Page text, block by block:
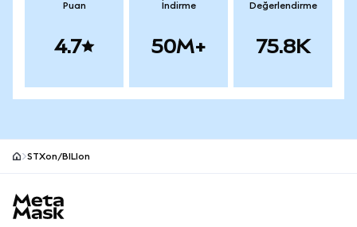
Puan
4.7
İndirme
50M+
Değerlendirme
75.8K
STXon/BILIon